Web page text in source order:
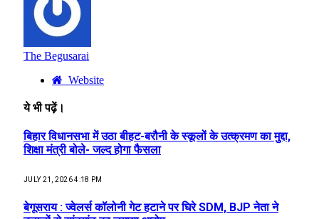
The Begusarai
Website
ये भी पढ़ें।
बिहार विधानसभा में उठा बीहट-बरौनी के स्कूलों के उत्क्रमण का मुद्दा,
शिक्षा मंत्री बोले- जल्द होगा फैसला
JULY 21, 2026 4:18 PM
बेगूसराय : ज्वेलर्स कॉलोनी गेट हटाने पर घिरे SDM, BJP नेता ने